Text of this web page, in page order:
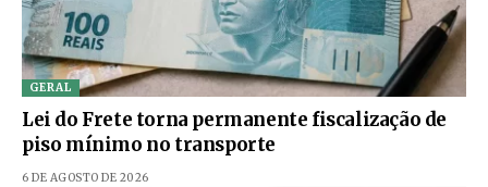
GERAL
Lei do Frete torna permanente fiscalização de
piso mínimo no transporte
6 DE AGOSTO DE 2026